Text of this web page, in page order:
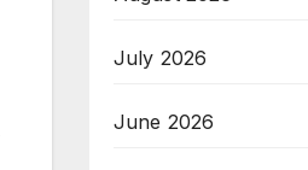
July 2026
June 2026